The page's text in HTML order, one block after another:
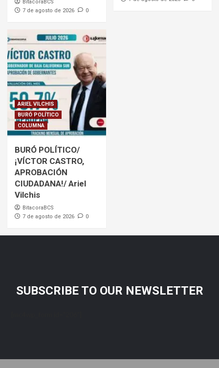
BitacoraBCS
7 de agosto de 2026
0
ARIEL VILCHIS
BURÓ POLÍTICO
COLUMNA
BURÓ POLÍTICO/
¡VÍCTOR CASTRO,
APROBACIÓN
CIUDADANA!/ Ariel
Vilchis
BitacoraBCS
7 de agosto de 2026
0
SUBSCRIBE TO OUR NEWSLETTER